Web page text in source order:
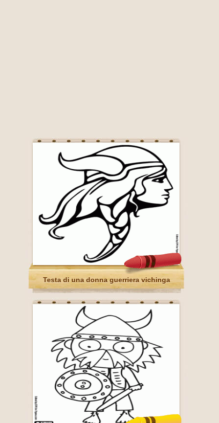
Testa di una donna guerriera vichinga